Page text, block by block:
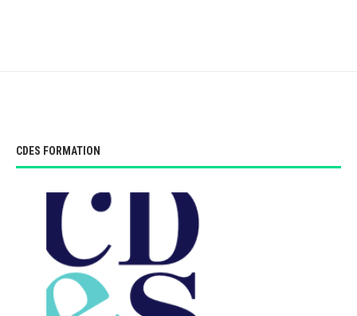
CDES FORMATION